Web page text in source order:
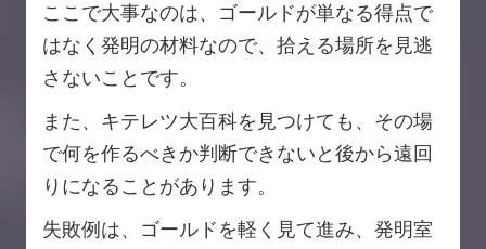
ここで大事なのは、ゴールドが単なる得点で
はなく発明の材料なので、拾える場所を見逃
さないことです。
また、キテレツ大百科を見つけても、その場
で何を作るべきか判断できないと後から遠回
りになることがあります。
失敗例は、ゴールドを軽く見て進み、発明室